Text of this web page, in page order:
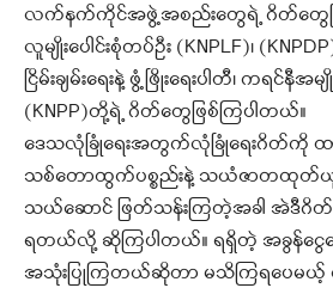
လက်နက်ကိုင်အဖွဲ့အစည်းတွေရဲ့ ဂိတ်တွေဖြ
လူမျိုးပေါင်းစုံတပ်ဦး (KNPLF)၊
ငြိမ်းချမ်းရေးနဲ့ ဖွံ့ဖြိုးရေးပါတီ၊ ကရင်နီ
(KNPP)တို့ရဲ့ ဂိတ်တွေဖြစ်ကြပါတယ်။
ဒေသလုံခြုံရေးအတွက်လုံခြုံရေးဂိတ်ကို
သစ်တောထွက်ပစ္စည်းနဲ့ သယံဇာတထုတ်
သယ်ဆောင် ဖြတ်သန်းကြတဲ့အခါ အဲဒီဂိတ်
ရတယ်လို့ ဆိုကြပါတယ်။ ရရှိတဲ့ အခွန်ငွ
အသုံးပြုကြတယ်ဆိုတာ မသိကြရပေမယ့်